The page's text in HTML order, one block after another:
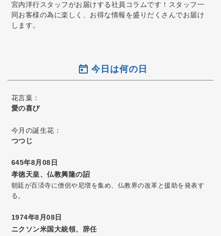
宮内洋行スタッフがお届けする社員コラムです！スタッフ一
同お客様の為に楽しく、お得な情報を盛りだくさんでお届け
します。
今日は何の日
花言葉：
愛の喜び
今月の誕生花：
つつじ
645年8月08日
孝徳天皇、仏教興隆の詔
朝廷が百済寺に僧侶や尼増を集め、仏教界の改革と援助を発表す
る。
1974年8月08日
ニクソン米国大統領、辞任